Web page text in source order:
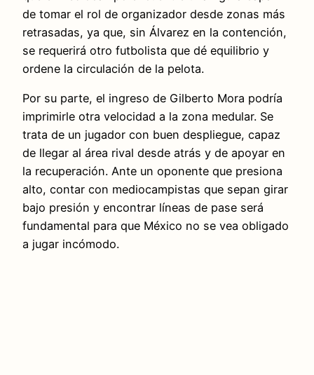
de tomar el rol de organizador desde zonas más
retrasadas, ya que, sin Álvarez en la contención,
se requerirá otro futbolista que dé equilibrio y
ordene la circulación de la pelota.
Por su parte, el ingreso de Gilberto Mora podría
imprimirle otra velocidad a la zona medular. Se
trata de un jugador con buen despliegue, capaz
de llegar al área rival desde atrás y de apoyar en
la recuperación. Ante un oponente que presiona
alto, contar con mediocampistas que sepan girar
bajo presión y encontrar líneas de pase será
fundamental para que México no se vea obligado
a jugar incómodo.